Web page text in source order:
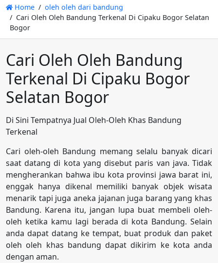
Home
oleh oleh dari bandung
Cari Oleh Oleh Bandung Terkenal Di Cipaku Bogor Selatan
Bogor
Cari Oleh Oleh Bandung
Terkenal Di Cipaku Bogor
Selatan Bogor
Di Sini Tempatnya Jual Oleh-Oleh Khas Bandung
Terkenal
Cari oleh-oleh Bandung memang selalu banyak dicari
saat datang di kota yang disebut paris van java. Tidak
mengherankan bahwa ibu kota provinsi jawa barat ini,
enggak hanya dikenal memiliki banyak objek wisata
menarik tapi juga aneka jajanan juga barang yang khas
Bandung. Karena itu, jangan lupa buat membeli oleh-
oleh ketika kamu lagi berada di kota Bandung. Selain
anda dapat datang ke tempat, buat produk dan paket
oleh oleh khas bandung dapat dikirim ke kota anda
dengan aman.